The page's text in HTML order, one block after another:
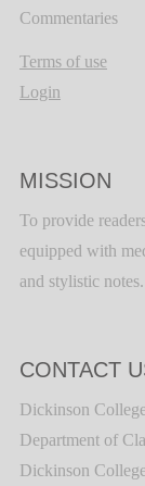
Commentaries
Terms of use
Login
MISSION
To provide
equipped with
and stylistic notes.
CONTACT
Dickinson
Department of
Dickinson